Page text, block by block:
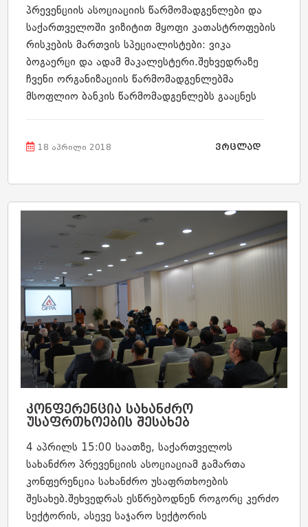
პრევენციის ასოციაციის წარმომადგენლები და
საქართველოში ვიზიტით მყოფი კათასტროფების
რისკების მართვის სპეციალისტები: ვიკა
ბოგაერცი და ადამ მაკალესტერი.შეხვედრაზე
ჩვენი ორგანიზაციის წარმომადგენლებმა
მსოფლიო ბანკის წარმომადგენლებს გააცნეს
შეხვედრაზე განხილული იქნა სახანძრო სფეროში
18 აპრილი 2018 ვრცლად
კონფერენცია სახანძრო
უსაფრთხოების შესახებ
4 აპრილს 15:00 საათზე, საქართველოს
სახანძრო პრევენციის ასოციაციამ გამართა
კონფერენცია სახანძრო უსაფრთხოების
შესახებ.შეხვედრას ესწრებოდნენ როგორც კერძო
სექტორის, ასევე საჯარო სექტორის